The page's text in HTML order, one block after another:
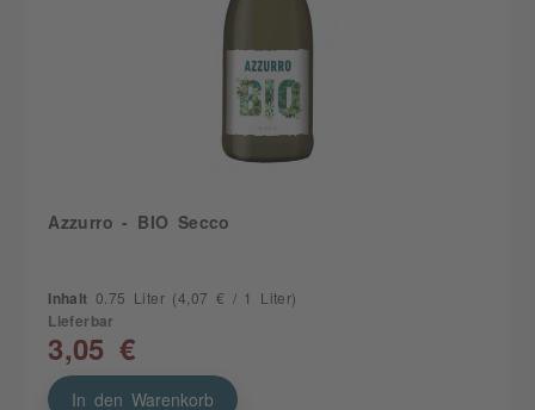
Azzurro - BIO Secco
Inhalt 0.75 Liter (4,07 € / 1 Liter)
Lieferbar
3,05 €
In den Warenkorb